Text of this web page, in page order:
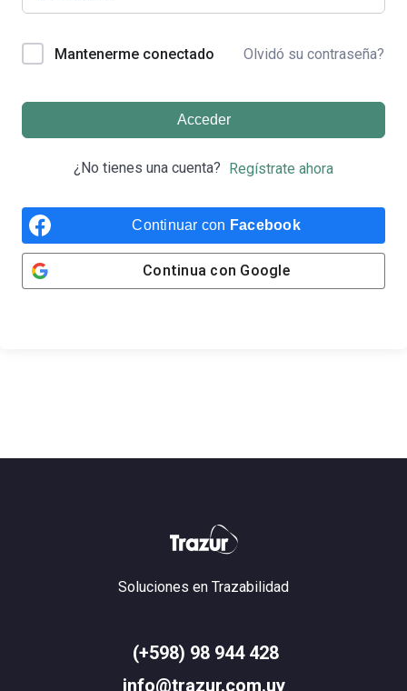
Mantenerme conectado Olvidó su contraseña?
Acceder
¿No tienes una cuenta? Regístrate ahora
Continuar con Facebook
Continua con Google
Soluciones en Trazabilidad
(+598) 98 944 428
info@trazur.com.uy